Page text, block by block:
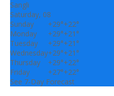
Sangli
Saturday, 08
Sunday
+29°+22°
Monday
+29°+21°
Tuesday
+29°+21°
Wednesday+29°+21°
Thursday
+29°+22°
Friday
+27°+22°
See 7-Day Forecast